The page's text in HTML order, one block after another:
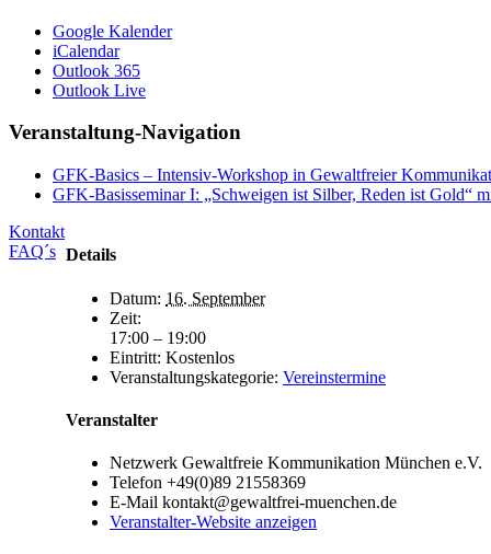
Google Kalender
iCalendar
Outlook 365
Outlook Live
Veranstaltung-Navigation
GFK-Basics – Intensiv-Workshop in Gewaltfreier
GFK-Basisseminar I: „Schweigen ist Silber, Reden ist Gold“
Details
Datum: 16. September
Zeit:
17:00 – 19:00
Eintritt: Kostenlos
Veranstaltungskategorie: Vereinstermine
Veranstalter
Netzwerk Gewaltfreie Kommunikation München e.V.
Telefon +49(0)89 21558369
E-Mail kontakt@gewaltfrei-muenchen.de
Veranstalter-Website anzeigen
Kontakt
FAQ´s